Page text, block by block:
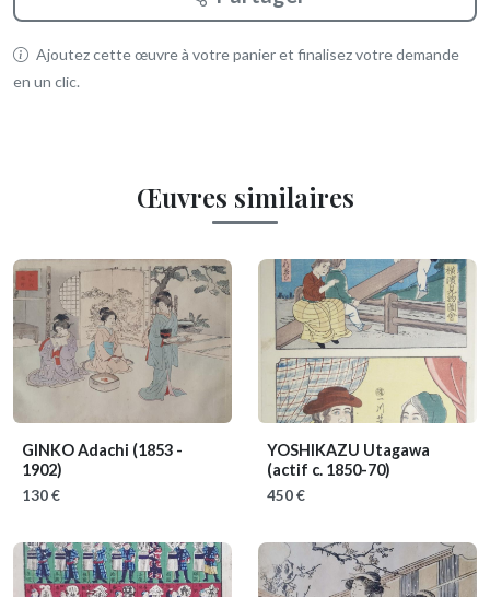
Ajoutez cette œuvre à votre panier et finalisez votre demande
en un clic.
Œuvres similaires
GINKO Adachi (1853 -
1902)
130 €
YOSHIKAZU Utagawa
(actif c. 1850-70)
450 €